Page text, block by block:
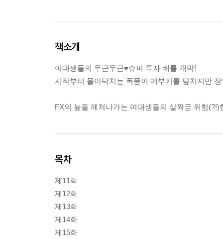
책소개
여대생들의 두근두근♥슈퍼 투자 배틀 개막!
시작부터 몰아닥치는 폭풍이 메부키를 덮치지만
FX의 늪을 헤쳐나가는 여대생들의 살짝궁 위험(?!)
목차
제11화
제12화
제13화
제14화
제15화